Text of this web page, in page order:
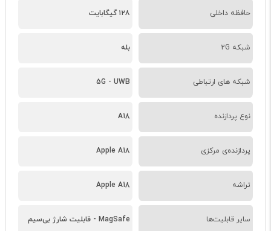
حافظه داخلی ۱۲۸ گیگابایت
شبکه 2G بله
شبکه های ارتباطی 5G - UWB
نوع پردازنده A18
پردازنده‌ی مرکزی Apple A18
تراشه Apple A18
سایر قابلیت‌ها MagSafe - قابلیت شارژ بی‌سیم